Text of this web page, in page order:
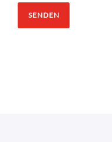
SENDEN